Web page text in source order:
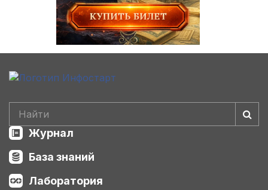
Журнал
База знаний
Лаборатория